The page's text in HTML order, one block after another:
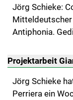
Jörg Schieke:
Antiphonia.
Projektarbeit
Jörg Schieke
Perriera ein